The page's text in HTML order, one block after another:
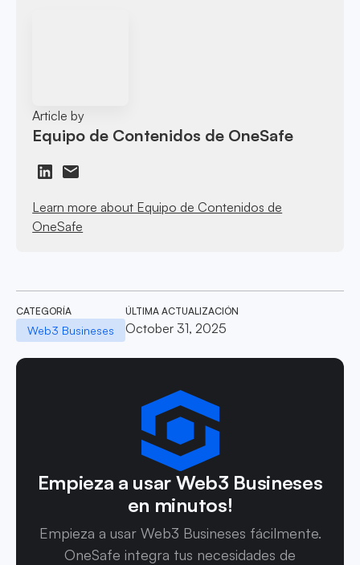
Article by
Equipo de Contenidos de OneSafe
Learn more about Equipo de Contenidos de
OneSafe
CATEGORÍA
Web3 Busineses
ÚLTIMA ACTUALIZACIÓN
October 31, 2025
Empieza a usar Web3 Busineses
en minutos!
Empieza a usar Web3 Busineses fácilmente.
OneSafe integra tus necesidades de